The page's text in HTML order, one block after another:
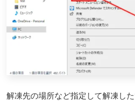
解凍先の場所など指定して解凍し